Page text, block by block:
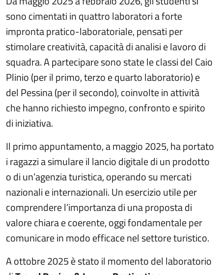
sono cimentati in quattro laboratori a forte
impronta pratico-laboratoriale, pensati per
stimolare creatività, capacità di analisi e lavoro di
squadra. A partecipare sono state le classi del Caio
Plinio (per il primo, terzo e quarto laboratorio) e
del Pessina (per il secondo), coinvolte in attività
che hanno richiesto impegno, confronto e spirito
di iniziativa.
Il primo appuntamento, a maggio 2025, ha portato
i ragazzi a simulare il lancio digitale di un prodotto
o di un’agenzia turistica, operando su mercati
nazionali e internazionali. Un esercizio utile per
comprendere l’importanza di una proposta di
valore chiara e coerente, oggi fondamentale per
comunicare in modo efficace nel settore turistico.
A ottobre 2025 è stato il momento del laboratorio